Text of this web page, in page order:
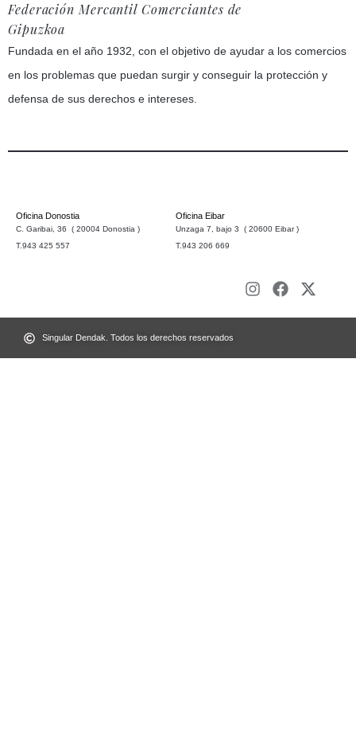
Federación Mercantil Comerciantes de
Gipuzkoa
Fundada en el año 1932, con el objetivo de ayudar a los comercios
en los problemas que puedan surgir y conseguir la protección y
defensa de sus derechos e intereses.
Oficina Donostia
C. Garibai, 36 ( 20004 Donostia )
T.943 425 557
Oficina Eibar
Unzaga 7, bajo 3 ( 20600 Eibar )
T.943 206 669
Singular Dendak. Todos los derechos reservados